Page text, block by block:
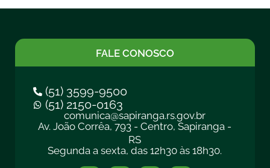
FALE CONOSCO
(51) 3599-9500
(51) 2150-0163
comunica@sapiranga.rs.gov.br
Av. João Corrêa, 793 - Centro, Sapiranga -
RS
Segunda a sexta, das 12h30 às 18h30.